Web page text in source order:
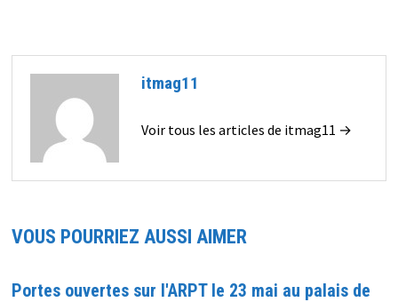
itmag11
Voir tous les articles de itmag11 →
VOUS POURRIEZ AUSSI AIMER
Portes ouvertes sur l'ARPT le 23 mai au palais de